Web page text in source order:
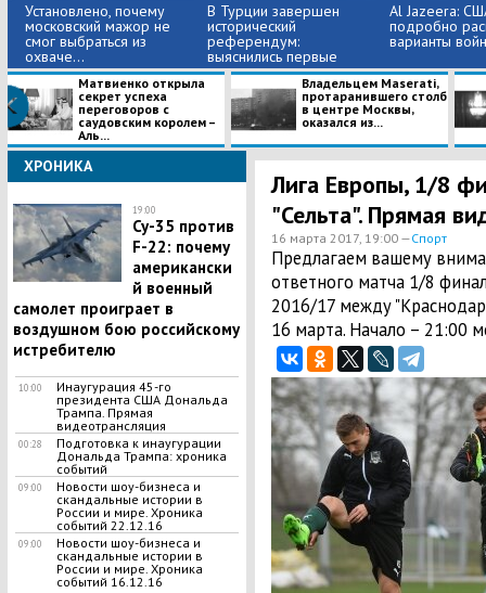
Установлено, почему
московский мажор не
смог выбраться из
охваче...
В Турции завершен
исторический
референдум:
выяснились первые
подр...
Al Jazeera:
подробно
варианты
Матвиенко открыла
секрет успеха
переговоров с
саудовским королем –
Аль...
Владельцем Maserati,
протаранившего столб
в центре Москвы,
оказался из...
ХРОНИКА
19:00
Су-35 против
F-22: почему
американски
й военный
самолет проиграет в
воздушном бою российскому
истребителю
10:00
Инаугурация 45-го
президента США Дональда
Трампа. Прямая
видеотрансляция
00:28
Подготовка к инаугурации
Дональда Трампа: хроника
событий
09:00
Новости шоу-бизнеса и
скандальные истории в
России и мире. Хроника
событий 22.12.16
09:00
Новости шоу-бизнеса и
скандальные истории в
России и мире. Хроника
событий 16.12.16
Лига Европы, 1/8
"Сельта". Прямая
16 марта 2017, 19:00 —Спорт
Предлагаем вашему
ответного матча 1/8
2016/17 между
16 марта. Начало – 21:00